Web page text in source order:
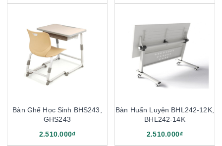
Bàn Ghế Học Sinh BHS243,
GHS243
2.510.000₫
Bàn Huấn Luyện BHL242-12K,
BHL242-14K
2.510.000₫